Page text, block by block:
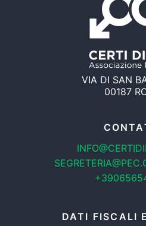
VIA DI SAN
00187
DATI FISCALI